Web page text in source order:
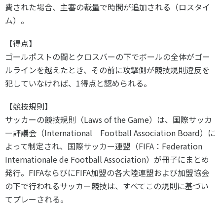
費された場合、主審の裁量で時間が追加される（ロスタイ
ム）。
【得点】
ゴールポストの間とクロスバーの下でボールの全体がゴー
ルラインを越えたとき、その前に攻撃側が競技規則違反を
犯していなければ、1得点と認められる。
【競技規則】
サッカーの競技規則（Laws of the Game）は、国際サッカ
ー評議会（International Football Association Board）に
よって制定され、国際サッカー連盟（FIFA：Federation
Internationale de Football Association）が冊子にまとめ
発行。FIFAならびにFIFA加盟の各大陸連盟および加盟協会
の下で行われるサッカー競技は、すべてこの規則に基づい
てプレーされる。